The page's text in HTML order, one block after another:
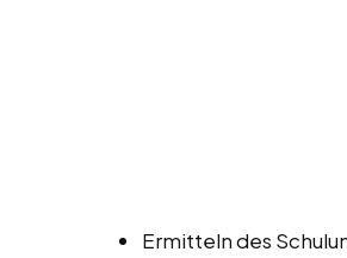
Ermitteln des